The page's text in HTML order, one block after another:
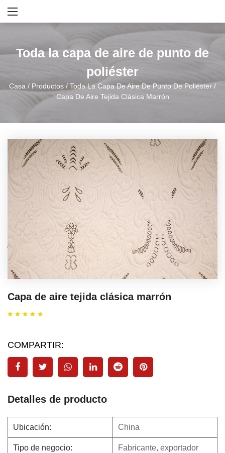
Toda la capa de aire de punto de
poliéster
Casa / Productos / Toda La Capa De Aire De Punto De Poliéster /
Capa De Aire Tejida Clásica Marrón
Capa de aire tejida clásica marrón
COMPARTIR:
Detalles de producto
Ubicación: China
Tipo de negocio: Fabricante, exportador